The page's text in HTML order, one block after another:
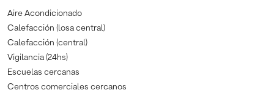
Aire Acondicionado
Calefacción (losa central)
Calefacción (central)
Vigilancia (24hs)
Escuelas cercanas
Centros comerciales cercanos